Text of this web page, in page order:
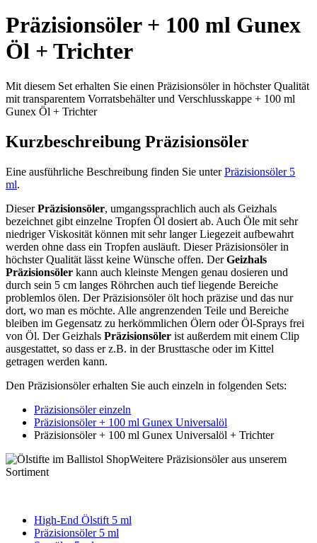
Präzisionsöler + 100 ml Gunex
Öl + Trichter
Mit diesem Set erhalten Sie einen Präzisionsöler in höchster Qualität
mit transparentem Vorratsbehälter und Verschlusskappe + 100 ml
Gunex Öl + Trichter
Kurzbeschreibung Präzisionsöler
Eine ausführliche Beschreibung finden Sie unterPräzisionsöler 5
ml.
DieserPräzisionsöler, umgangssprachlich auch als Geizhals
bezeichnet gibt einzelne Tropfen Öl dosiert ab. Auch Öle mit sehr
niedrigerViskosität können mit sehr langer Liegezeit aufbewahrt
werden ohne dass ein Tropfen ausläuft. Dieser Präzisionsöler in
höchster Qualität lässt keine Wünsche offen. DerGeizhals
Präzisionsöler kann auch kleinste Mengen genau dosieren und
durch sein 5 cm langes Röhrchen auch tief liegende Bereiche
problemlos ölen. Der Präzisionsöler ölt hoch präzise und das nur
dort, wo man es möchte. Alle angrenzenden Teile und Bereiche
bleiben im Gegensatz zu herkömmlichen Ölern oder Öl-Sprays frei
von Öl. Der Geizhals Präzisionsöler ist außerdem mit einem Clip
ausgestattet, so dass er z.B. in der Brusttasche oder im Kittel
getragen werden kann.
Den Präzisionsöler erhalten Sie auch einzeln in folgenden Sets:
Präzisionsöler einzeln
Präzisionsöler + 100 ml Gunex Universalöl
Präzisionsöler + 100 ml Gunex Universalöl + Trichter
Weitere Präzisionsöler aus unserem
Sortiment
High-End Ölstift 5 ml
Präzisionsöler 5 ml